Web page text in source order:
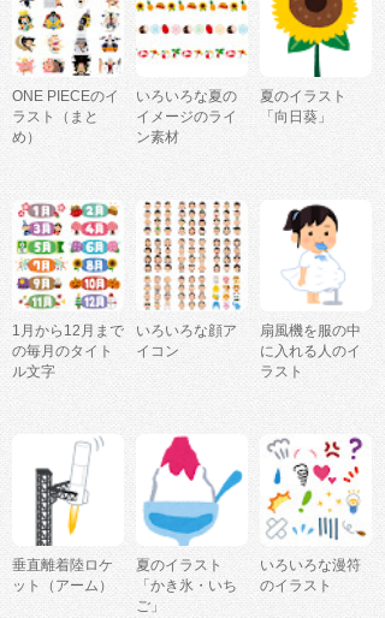
ONE PIECEのイ
ラスト（まと
め）
いろいろな夏の
イメージのライ
ン素材
夏のイラスト
「向日葵」
1月から12月まで
の毎月のタイト
ル文字
いろいろな顔ア
イコン
扇風機を服の中
に入れる人のイ
ラスト
垂直離着陸ロケ
ット（アーム）
夏のイラスト
「かき氷・いち
ご」
いろいろな漫符
のイラスト